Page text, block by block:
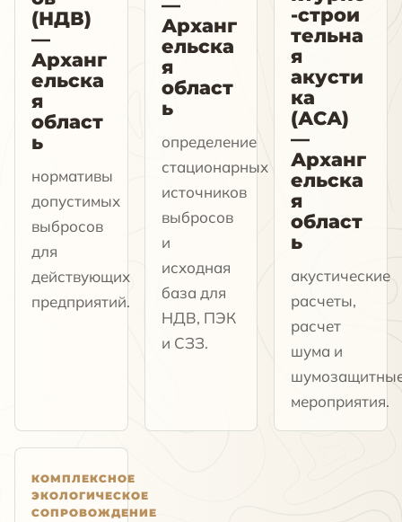
(НДВ)
—
Арханг
ельска
я
област
ь
нормативы
допустимых
выбросов
для
действующих
предприятий.
—
Арханг
ельска
я
област
ь
определение
стационарных
источников
выбросов
и
исходная
база для
НДВ, ПЭК
и СЗЗ.
-строи
тельна
я
акусти
ка
(АСА)
—
Арханг
ельска
я
област
ь
акустические
расчеты,
расчет
шума и
мероприятия.
КОМПЛЕКСНОЕ
ЭКОЛОГИЧЕСКОЕ
СОПРОВОЖДЕНИЕ